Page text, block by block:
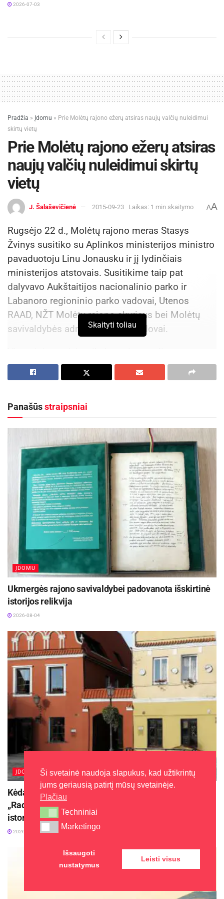
http://vaiduokliai.lt/offer/paklaidinimas-
nuo 2005 m. ir teikianti paslaugas Lietuvoje,
Latvijoje, Lenkijoje. Agentūra organizuoja
žaidimus, žygius bei degustacijas.
2026-07-03
Pradžia » Įdomu » Prie Molėtų rajono ežerų atsiras naujų valčių nuleidimui
skirtų vietų
Prie Molėtų rajono ežerų atsiras
naujų valčių nuleidimui skirtų
vietų
J. Šalaševičienė 2015-09-23 Laikas: 1 min skaitymo AA
Rugsėjo 22 d., Molėtų rajono meras Stasys
Žvinys susitiko su Aplinkos ministerijos ministro
pavaduotoju Linu Jonausku ir jį lydinčiais
ministerijos atstovais. Susitikime taip pat
dalyvavo Aukštaitijos nacionalinio parko ir
Labanoro regioninio parko vadovai, Utenos
RAAD, NŽT Molėtų rajono skyriaus bei Molėtų
savivaldybės administracijos vadovai.
Viceministro vizito tikslas – įgyvendinant
“Žvejybos rojaus” projektą, apžiūrėti numatytas
vietas prie ežerų Molėtų rajone, kurios galėtų būti
bei apžiūrėti ir tas vietas, kurias valčių nuleidimui
Susitikimo metu, prieš apžiūrą, vadovai ir
specialistai aptarė valčių nuleidimui skirtų vietų
įrengimo aplinkybes bei galimybes ir išvyko
vietas apžiūrėti akivaizdžiai.
Aktualios naujienos
Festivalį „ConTempo“ Kaune uždarys sudėtingas
pasirodymas aštuonių metrų aukštyje ir piknikas
Santakoje
2026-08-05
Lietuvos kino legenda režisierius Algimantas
Puipa ir kino režisierė Janina Lapinskaitė dar šią
vasarą svečiuosis Zarasuose
Skaityti toliau
Panašūsstraipsniai
ĮDOMU
Ukmergės rajono savivaldybei padovanota išskirtinė
istorijos relikvija
2026-08-04
ĮDOMU
Kėdainiuose prasidės kultūros ir istorijos festivalis
„Radviliada“ ir papasakos kunigaikščių Radvilų
istoriją
2026-08-04
Ši svetainė naudoja slapukus, kad užtikrintų
jums geriausią patirtį mūsų svetainėje.
Plačiau
Techniniai
Techniniai
Marketingo
Marketingo
Išsaugoti
nustatymus
Leisti visus